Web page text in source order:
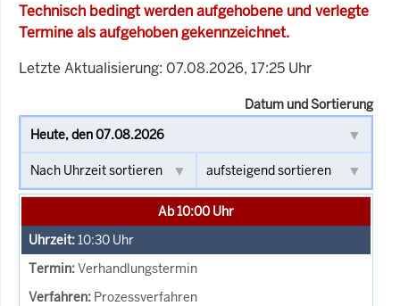
Technisch bedingt werden aufgehobene und verlegte
Termine als aufgehoben gekennzeichnet.
Letzte Aktualisierung: 07.08.2026, 17:25 Uhr
Datum und Sortierung
Ab 10:00 Uhr
10:30 Uhr
Verhandlungstermin
Prozessverfahren